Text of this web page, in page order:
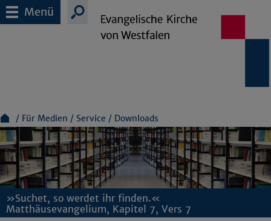
Menü
Für Medien Service Downloads
»Suchet, so werdet ihr finden.«
Matthäusevangelium, Kapitel 7, Vers 7